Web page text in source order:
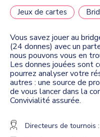
Jeux de cartes
Vous savez jouer au
(24 donnes) avec un
nous pouvons vous en
Les donnes jouées sont
pourrez analyser votre
autres : une source de
de vous lancer dans la
Convivialité assurée.
Directeurs de tournois